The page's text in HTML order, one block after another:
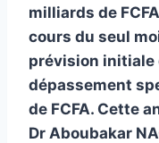
milliards de
cours du seul
prévision initiale
dépassement
de FCFA. Cette
Dr Aboubakar